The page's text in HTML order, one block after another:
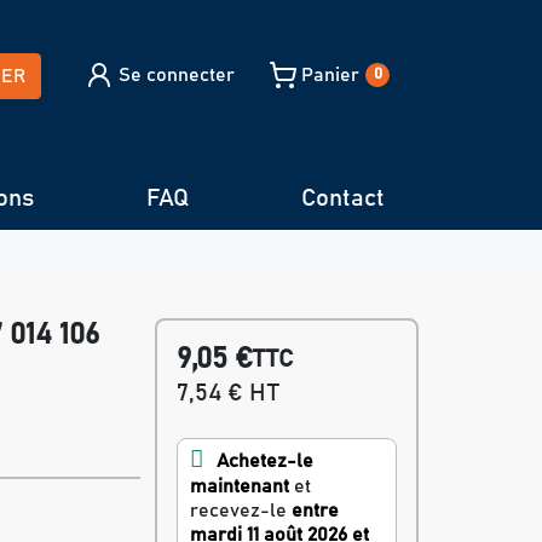
Se connecter Panier 0
FAQ Contact
106
9,05 €TTC
7,54 € HT
Achetez-le
maintenantet
recevez-le entre
mardi 11 août 2026 et